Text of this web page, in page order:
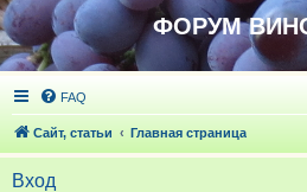
ФОРУМ
FAQ
Сайт, статьи Главная страница
Вход